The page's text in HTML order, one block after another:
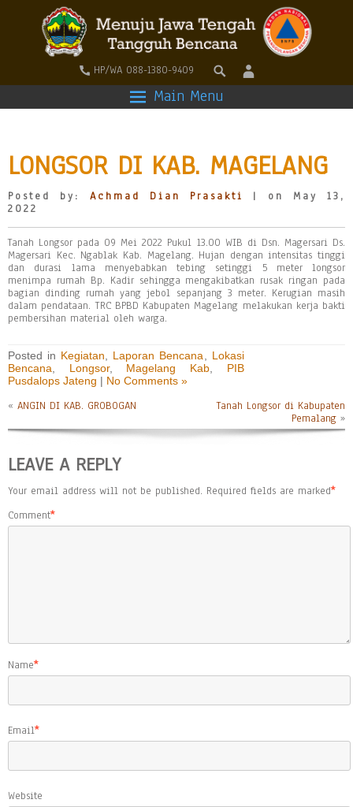
HP/WA 088-1380-9409
Main Menu
LONGSOR DI KAB. MAGELANG
Posted by: Achmad Dian Prasakti
| on May 13,
2022
Tanah Longsor pada 09 Mei 2022 Pukul 13.00 WIB di Dsn. Magersari Ds.
Magersari Kec. Ngablak Kab. Magelang. Hujan dengan intensitas tinggi
dan durasi lama menyebabkan tebing setinggi 5 meter longsor
menimpa rumah Bp. Kadir sehingga mengakibatkan rusak ringan pada
bagian dinding rumah yang jebol sepanjang 3 meter. Kerugian masih
dalam pendataan. TRC BPBD Kabupaten Magelang melakukan kerja bakti
pembersihan material oleh warga.
Posted in Kegiatan Laporan Bencana
Lokasi
Bencana
Longsor, Magelang Kab, PIB
Pusdalops Jateng | No Comments »
« ANGIN DI KAB. GROBOGAN
Tanah Longsor di Kabupaten
Pemalang »
LEAVE A REPLY
Your email address will not be published. Required fields are marked*
Comment*
Name*
Email*
Website